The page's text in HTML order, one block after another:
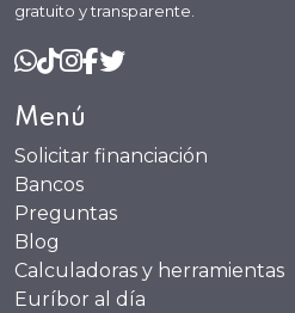
gratuito y transparente.
Menú
Solicitar financiación
Bancos
Preguntas
Blog
Calculadoras y herramientas
Euríbor al día